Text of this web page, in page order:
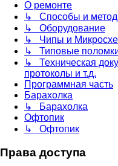
О ремонте
↳ Способы и
↳ Оборудование
↳ Чипы и
↳ Типовые поломки
↳ Техническая
протоколы и т.д.
Программная часть
Барахолка
↳ Барахолка
Офтопик
↳ Офтопик
Права доступа